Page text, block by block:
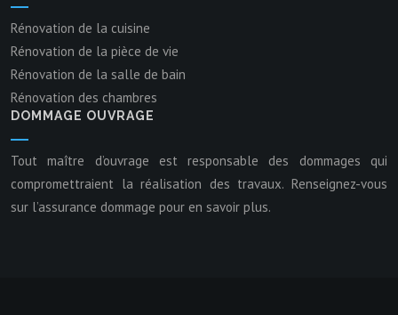
Rénovation de la cuisine
Rénovation de la pièce de vie
Rénovation de la salle de bain
Rénovation des chambres
DOMMAGE OUVRAGE
Tout maître d’ouvrage est responsable des dommages qui
compromettraient la réalisation des travaux. Renseignez-vous
sur l’assurance dommage pour en savoir plus.